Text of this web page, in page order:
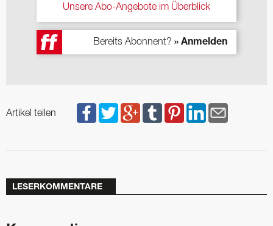
Unsere Abo-Angebote im Überblick
Bereits Abonnent? » Anmelden
Artikel teilen
LESERKOMMENTARE